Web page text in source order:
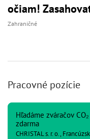
očiam!
Zahraničné
Pracovné pozície
Hľadáme zváračov
zdarma
CHRISTAL s. r. o.,